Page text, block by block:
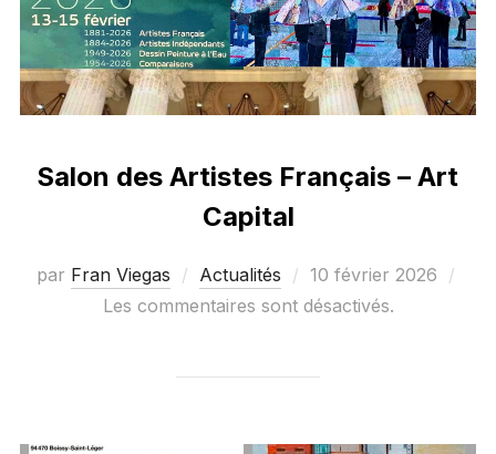
Salon des Artistes Français – Art
Capital
par Fran Viegas Actualités
Publié
le
10 février 2026
Les commentaires sont désactivés.